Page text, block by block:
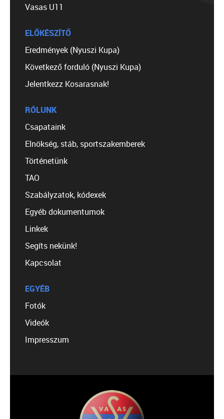
Vasas U11
ELŐKÉSZÍTŐ
Eredmények (Nyuszi Kupa)
Következő forduló (Nyuszi Kupa)
Jelentkezz Kosarasnak!
RÓLUNK
Csapataink
Elnökség, stáb, sportszakemberek
Történetünk
TAO
Szabályzatok, kódexek
Egyéb dokumentumok
Linkek
Segíts nekünk!
Kapcsolat
EGYÉB
Fotók
Videók
Impresszum